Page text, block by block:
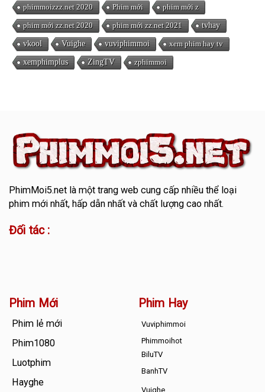
phimmoizzz.net 2020 Phim mới phim mới z
phim mới zz.net 2020 phim mới zz.net 2021 tvhay
vkool Vuighe vuviphimmoi xem phim hay tv
xemphimplus ZingTV zphimmoi
PhimMoi5.netlà một trang web cung cấp nhiều thể loại
phim mới nhất, hấp dẫn nhất và chất lượng cao nhất.
Đối tác :
Phim Mới
Phim lẻ mới
Phim1080
Luotphim
Hayghe
Phim Hay
Vuviphimmoi
Phimmoihot
BiluTV
BanhTV
Vuighe